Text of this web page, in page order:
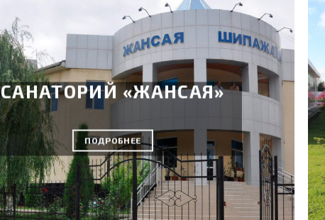
САНАТОРИЙ «ЖАНСАЯ»
ПОДРОБНЕЕ